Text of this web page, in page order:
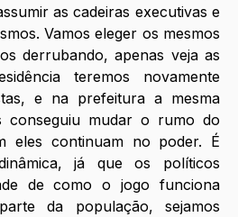
as cadeiras executivas e
Vamos eleger os mesmos
derrubando, apenas veja as
teremos novamente
e na prefeitura a mesma
conseguiu mudar o rumo do
eles continuam no poder. É
já que os políticos
de como o jogo funciona
da população, sejamos